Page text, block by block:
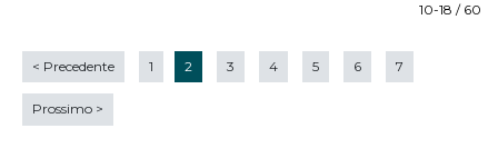
10-18 / 60
< Precedente 1 2 3 4 5 6 7
Prossimo >